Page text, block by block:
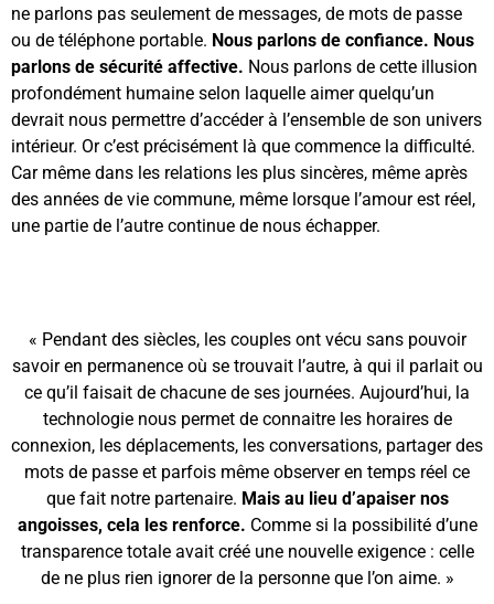
ne parlons pas seulement de messages, de mots de passe
ou de téléphone portable. Nous parlons de confiance. Nous
parlons de sécurité affective. Nous parlons de cette illusion
profondément humaine selon laquelle aimer quelqu’un
devrait nous permettre d’accéder à l’ensemble de son univers
intérieur. Or c’est précisément là que commence la difficulté.
Car même dans les relations les plus sincères, même après
des années de vie commune, même lorsque l’amour est réel,
une partie de l’autre continue de nous échapper.
« Pendant des siècles, les couples ont vécu sans pouvoir
savoir en permanence où se trouvait l’autre, à qui il parlait ou
ce qu’il faisait de chacune de ses journées. Aujourd’hui, la
technologie nous permet de connaitre les horaires de
connexion, les déplacements, les conversations, partager des
mots de passe et parfois même observer en temps réel ce
que fait notre partenaire. Mais au lieu d’apaiser nos
angoisses, cela les renforce. Comme si la possibilité d’une
transparence totale avait créé une nouvelle exigence : celle
de ne plus rien ignorer de la personne que l’on aime. »